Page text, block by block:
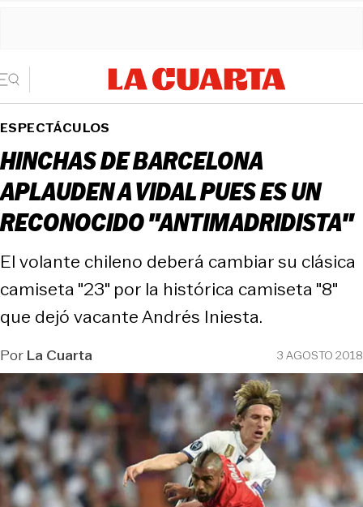
ESPECTÁCULOS
HINCHAS DE BARCELONA
APLAUDEN A VIDAL PUES ES UN
RECONOCIDO "ANTIMADRIDISTA"
El volante chileno deberá cambiar su clásica
camiseta "23" por la histórica camiseta "8"
que dejó vacante Andrés Iniesta.
PorLa Cuarta 3 AGOSTO 2018